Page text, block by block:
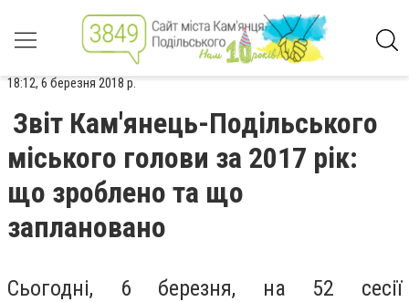
18:12, 6 березня 2018 р.
Звіт Кам'янець-Подільського
міського голови за 2017 рік:
що зроблено та що
заплановано
Сьогодні, 6 березня, на 52 сесії